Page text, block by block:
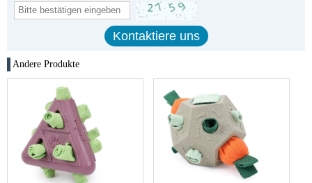
Andere Produkte